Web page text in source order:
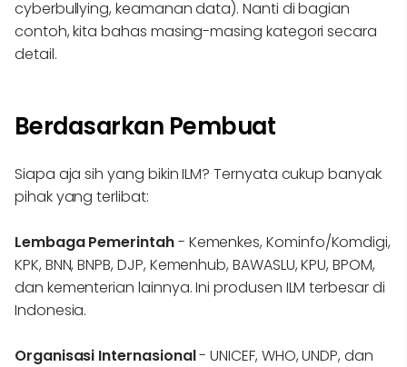
cyberbullying, keamanan data). Nanti di bagian
contoh, kita bahas masing-masing kategori secara
detail.
Berdasarkan Pembuat
Siapa aja sih yang bikin ILM? Ternyata cukup banyak
pihak yang terlibat:
Lembaga Pemerintah- Kemenkes, Kominfo/Komdigi,
KPK, BNN, BNPB, DJP, Kemenhub, BAWASLU, KPU, BPOM,
dan kementerian lainnya. Ini produsen ILM terbesar di
Indonesia.
Organisasi Internasional- UNICEF, WHO, UNDP, dan